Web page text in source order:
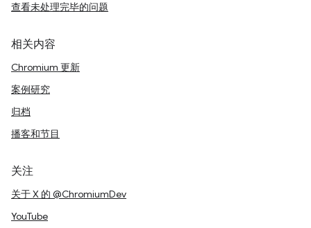
查看未处理完毕的问题
相关内容
Chromium 更新
案例研究
归档
播客和节目
关注
关于 X 的 @ChromiumDev
YouTube